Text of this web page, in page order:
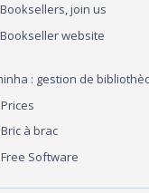
Booksellers, join us
Bookseller website
: gestion de
Prices
Bric à brac
Free Software